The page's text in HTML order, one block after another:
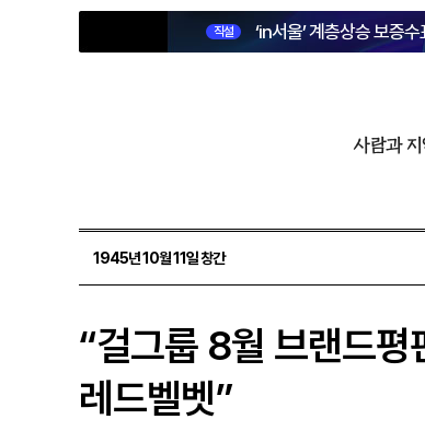
직설 ‘in서울’ 계층상승 보증
사람과
1945년 10월 11일 창간
“걸그룹 8월 브랜드
레드벨벳”